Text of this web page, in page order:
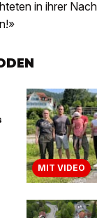
in ihrer
MIT VIDEO